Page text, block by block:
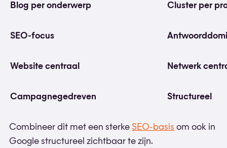
Blog per onderwerp Cluster per
SEO-focus
Website centraal Netwerk
Campagnegedreven Structureel
Combineer dit met een sterke SEO-basis om ook in
Google structureel zichtbaar te zijn.